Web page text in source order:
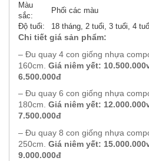
Màu
sắc:
Phối các màu
Độ tuổi:
18 tháng, 2 tuổi, 3 tuổi, 4
Chi tiết giá sản phẩm:
– Đu quay 4 con giống nhựa
160cm. Giá niêm yết:
6.500.000đ
– Đu quay 6 con giống nhựa
180cm. Giá niêm yết:
7.500.000đ
– Đu quay 8 con giống nhựa
250cm. Giá niêm yết:
9.000.000đ